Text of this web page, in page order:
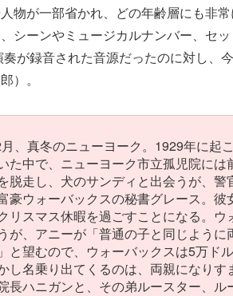
物が一部省かれ、どの年齢層にも非常
シーンやミュージカルナンバー、セ
が録音された音源だったのに対し、
）。
、真冬のニューヨーク。1929年に起
た中で、ニューヨーク市立孤児院に
脱走し、犬のサンディと出会うが、警
豪ウォーバックスの秘書グレース。
リスマス休暇を過ごすことになる。
が、アニーが「普通の子と同じように
と望むので、ウォーバックスは5万ド
し名乗り出てくるのは、両親になり
長ハニガンと、その弟ルースター、